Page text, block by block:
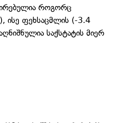
როგორც
ისე ფეხსაცმლის (-3.4
საქსტატის მიერ